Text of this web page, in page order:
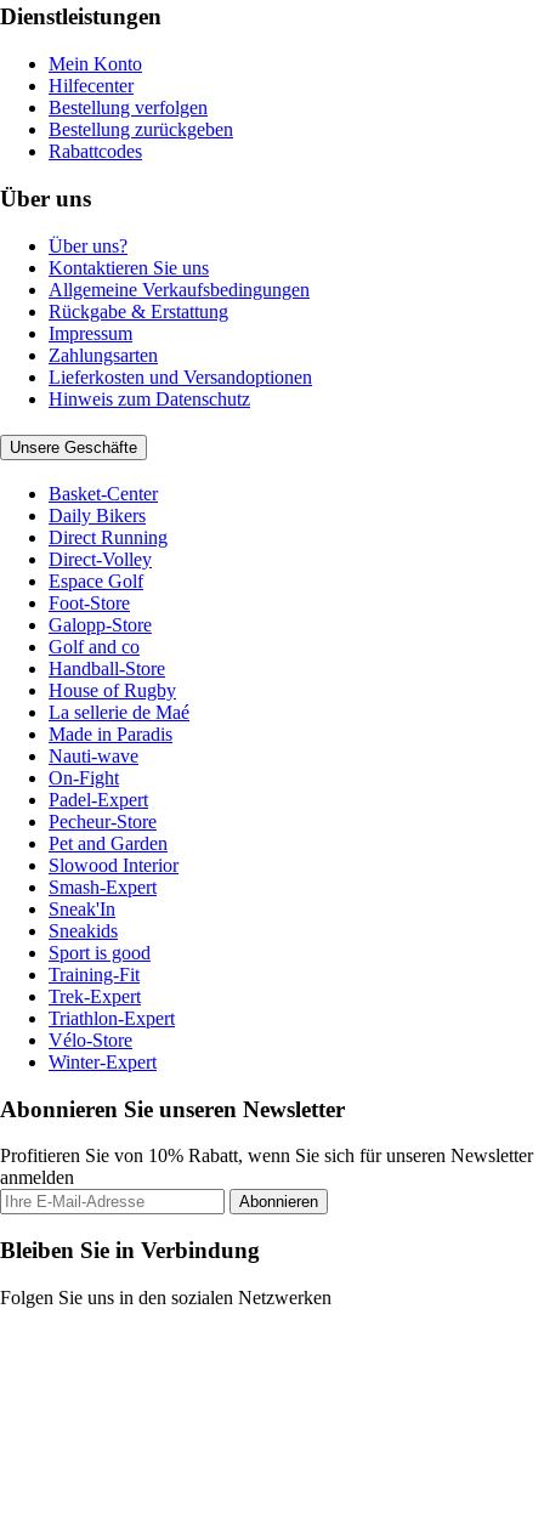
Dienstleistungen
Mein Konto
Hilfecenter
Bestellung verfolgen
Bestellung zurückgeben
Rabattcodes
Über uns
Über uns?
Kontaktieren Sie uns
Allgemeine Verkaufsbedingungen
Rückgabe & Erstattung
Impressum
Zahlungsarten
Lieferkosten und Versandoptionen
Hinweis zum Datenschutz
Unsere Geschäfte
Basket-Center
Daily Bikers
Direct Running
Direct-Volley
Espace Golf
Foot-Store
Galopp-Store
Golf and co
Handball-Store
House of Rugby
La sellerie de Maé
Made in Paradis
Nauti-wave
On-Fight
Padel-Expert
Pecheur-Store
Pet and Garden
Slowood Interior
Smash-Expert
Sneak'In
Sneakids
Sport is good
Training-Fit
Trek-Expert
Triathlon-Expert
Vélo-Store
Winter-Expert
Abonnieren Sie unseren Newsletter
Profitieren Sie von 10% Rabatt, wenn Sie sich für unseren Newsletter
anmelden
Abonnieren
Bleiben Sie in Verbindung
Folgen Sie uns in den sozialen Netzwerken